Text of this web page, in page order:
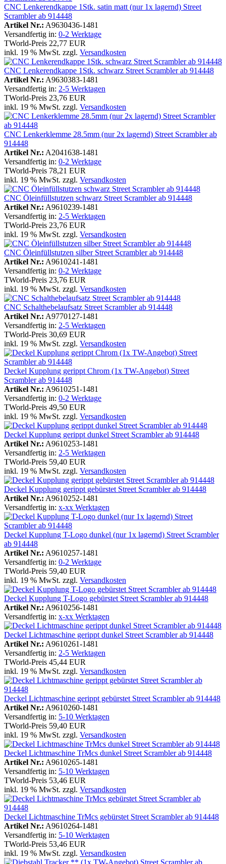
CNC Lenkerendkappe 1Stk. satin matt (nur 1x lagernd) Street
Scrambler ab 914448
Artikel Nr.: A9630436-1481
Versandfertig in: 0-2 Werktage
TWorld-Preis 22,77 EUR
inkl. 19 % MwSt. zzgl. Versandkosten
CNC Lenkerendkappe 1Stk. schwarz Street Scrambler ab 914448
Artikel Nr.: A9630383-1481
Versandfertig in: 2-5 Werktagen
TWorld-Preis 23,76 EUR
inkl. 19 % MwSt. zzgl. Versandkosten
CNC Lenkerklemme 28.5mm (nur 2x lagernd) Street Scrambler ab
914448
Artikel Nr.: A2041638-1481
Versandfertig in: 0-2 Werktage
TWorld-Preis 78,21 EUR
inkl. 19 % MwSt. zzgl. Versandkosten
CNC Öleinfüllstutzen schwarz Street Scrambler ab 914448
Artikel Nr.: A9610239-1481
Versandfertig in: 2-5 Werktagen
TWorld-Preis 23,76 EUR
inkl. 19 % MwSt. zzgl. Versandkosten
CNC Öleinfüllstutzen silber Street Scrambler ab 914448
Artikel Nr.: A9610241-1481
Versandfertig in: 0-2 Werktage
TWorld-Preis 23,76 EUR
inkl. 19 % MwSt. zzgl. Versandkosten
CNC Schalthebelaufsatz Street Scrambler ab 914448
Artikel Nr.: A9770127-1481
Versandfertig in: 2-5 Werktagen
TWorld-Preis 30,69 EUR
inkl. 19 % MwSt. zzgl. Versandkosten
Deckel Kupplung gerippt Chrom (1x TW-Angebot) Street
Scrambler ab 914448
Artikel Nr.: A9610251-1481
Versandfertig in: 0-2 Werktage
TWorld-Preis 49,50 EUR
inkl. 19 % MwSt. zzgl. Versandkosten
Deckel Kupplung gerippt dunkel Street Scrambler ab 914448
Artikel Nr.: A9610253-1481
Versandfertig in: 2-5 Werktagen
TWorld-Preis 59,40 EUR
inkl. 19 % MwSt. zzgl. Versandkosten
Deckel Kupplung gerippt gebürstet Street Scrambler ab 914448
Artikel Nr.: A9610252-1481
Versandfertig in: x-xx Werktagen
Deckel Kupplung T-Logo dunkel (nur 1x lagernd) Street Scrambler
ab 914448
Artikel Nr.: A9610257-1481
Versandfertig in: 0-2 Werktage
TWorld-Preis 59,40 EUR
inkl. 19 % MwSt. zzgl. Versandkosten
Deckel Kupplung T-Logo gebürstet Street Scrambler ab 914448
Artikel Nr.: A9610256-1481
Versandfertig in: x-xx Werktagen
Deckel Lichtmaschine gerippt dunkel Street Scrambler ab 914448
Artikel Nr.: A9610261-1481
Versandfertig in: 2-5 Werktagen
TWorld-Preis 45,44 EUR
inkl. 19 % MwSt. zzgl. Versandkosten
Deckel Lichtmaschine gerippt gebürstet Street Scrambler ab 914448
Artikel Nr.: A9610260-1481
Versandfertig in: 5-10 Werktagen
TWorld-Preis 59,40 EUR
inkl. 19 % MwSt. zzgl. Versandkosten
Deckel Lichtmaschine TrMcs dunkel Street Scrambler ab 914448
Artikel Nr.: A9610265-1481
Versandfertig in: 5-10 Werktagen
TWorld-Preis 53,46 EUR
inkl. 19 % MwSt. zzgl. Versandkosten
Deckel Lichtmaschine TrMcs gebürstet Street Scrambler ab 914448
Artikel Nr.: A9610264-1481
Versandfertig in: 5-10 Werktagen
TWorld-Preis 53,46 EUR
inkl. 19 % MwSt. zzgl. Versandkosten